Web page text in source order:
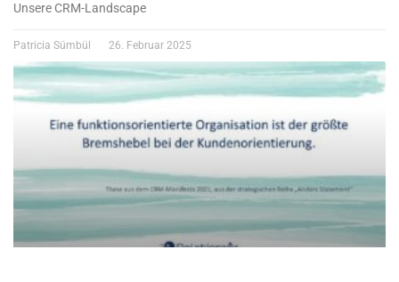
Unsere CRM-Landscape
Patricia Sümbül 26. Februar 2025